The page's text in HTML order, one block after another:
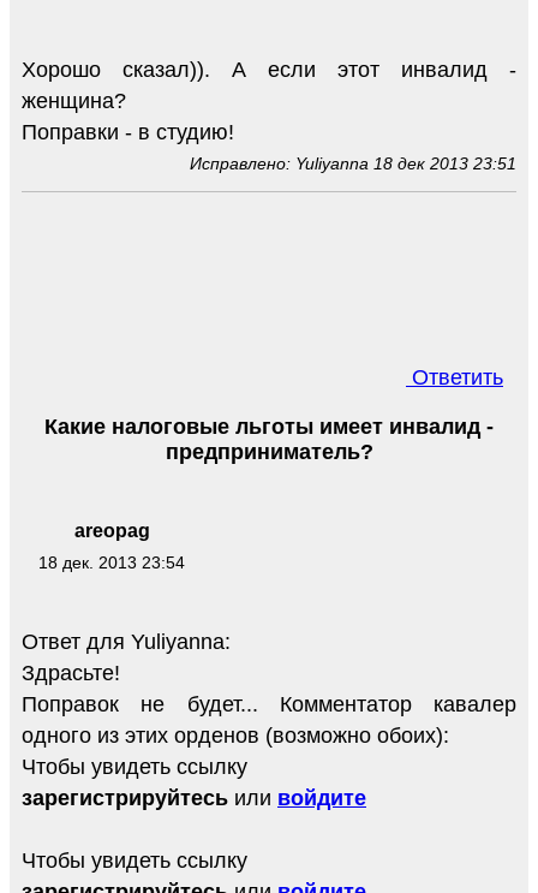
Хорошо сказал)). А если этот инвалид -
женщина?
Поправки - в студию!
Исправлено: Yuliyanna 18 дек 2013 23:51
Ответить
areopag
18 дек. 2013 23:54
Какие налоговые льготы имеет инвалид -
предприниматель?
Ответ для Yuliyanna:
Здрасьте!
Поправок не будет... Комментатор кавалер
одного из этих орденов (возможно обоих):
Чтобы увидеть ссылку
зарегистрируйтесь или войдите
Чтобы увидеть ссылку